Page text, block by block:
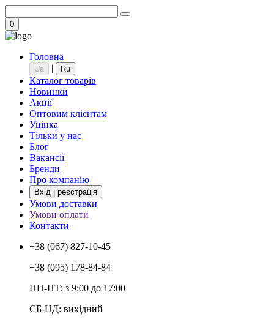
0
Головна
Ua | Ru
Каталог товарів
Новинки
Акції
Оптовим клієнтам
Уцінка
Тільки у нас
Блог
Вакансії
Бренди
Про компанію
Вхід | реєстрація
Умови доставки
Умови оплати
Контакти
+38 (067) 827-10-45
+38 (095) 178-84-84
ПН-ПТ: з 9:00 до 17:00
СБ-НД: вихідний